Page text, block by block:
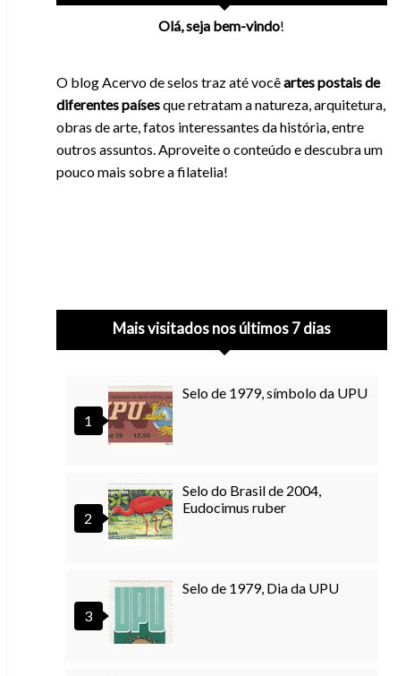
Olá, seja bem-vindo!
O blog Acervo de selos traz até vocêartes postais de
diferentes paísesque retratam a natureza, arquitetura,
obras de arte, fatos interessantes da história, entre
outros assuntos. Aproveite o conteúdo e descubra um
pouco mais sobre a filatelia!
Mais visitados nos últimos 7 dias
Selo de 1979, símbolo da UPU
Selo do Brasil de 2004,
Eudocimus ruber
Selo de 1979, Dia da UPU